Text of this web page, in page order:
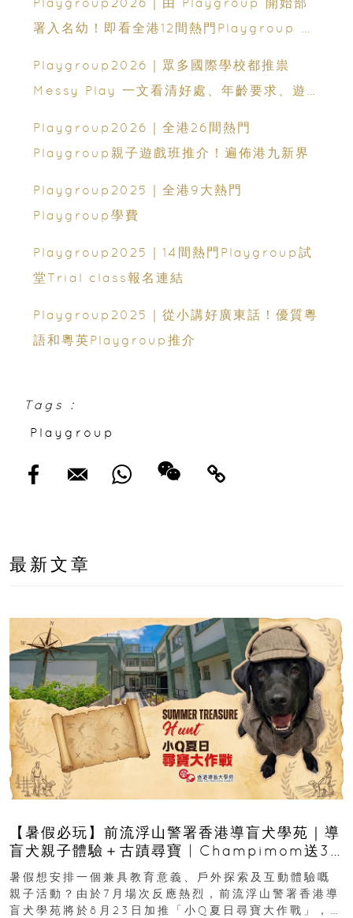
署入名幼！即看全港12間熱門Playgroup 升
Playgroup2026｜眾多國際學校都推祟
Messy Play 一文看清好處、年齡要求、遊
Playgroup2026｜全港26間熱門
Playgroup親子遊戲班推介！遍佈港九新界
Playgroup2025｜全港9大熱門
Playgroup學費
Playgroup2025｜14間熱門Playgroup試
堂Trial class報名連結
Playgroup2025｜從小講好廣東話！優質粵
語和粵英Playgroup推介
Tags :
Playgroup
最新文章
【暑假必玩】前流浮山警署香港導盲犬學苑｜導
盲犬親子體驗＋古蹟尋寶 | Champimom送3
組免費名額
暑假想安排一個兼具教育意義、戶外探索及互動體驗嘅
親子活動？由於7月場次反應熱烈，前流浮山警署香港導
盲犬學苑將於8月23日加推「小Q夏日尋寶大作戰」，家